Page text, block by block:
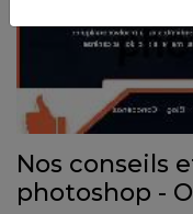
Nos conseils
photoshop -